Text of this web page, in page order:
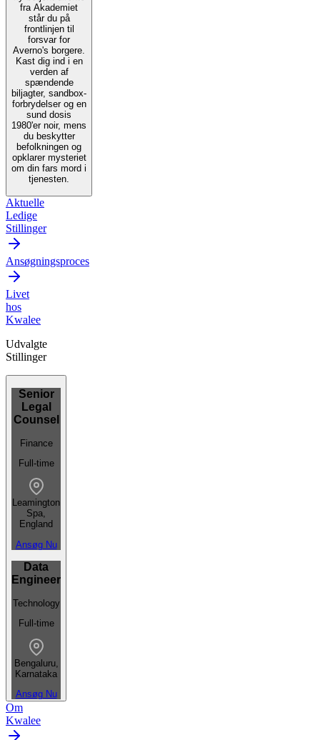
fra Akademiet
står du på
frontlinjen til
forsvar for
Averno's borgere.
Kast dig ind i en
verden af
spændende
biljagter, sandbox-
forbrydelser og en
sund dosis
1980'er noir, mens
du beskytter
befolkningen og
opklarer mysteriet
om din fars mord i
tjenesten.
Aktuelle
Ledige
Stillinger
Ansøgningsproces
Livet
hos
Kwalee
Udvalgte
Stillinger
Senior
Legal
Counsel
Finance
Full-time
Leamington
Spa,
England
Ansøg Nu
Data
Engineer
Technology
Full-time
Bengaluru,
Karnataka
Ansøg Nu
Om
Kwalee